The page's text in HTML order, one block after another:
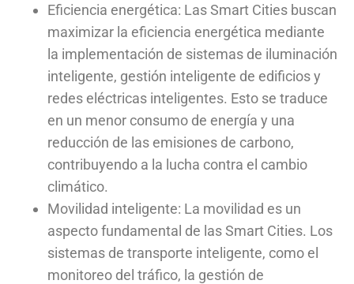
Eficiencia energética: Las Smart Cities buscan
maximizar la eficiencia energética mediante
la implementación de sistemas de iluminación
inteligente, gestión inteligente de edificios y
redes eléctricas inteligentes. Esto se traduce
en un menor consumo de energía y una
reducción de las emisiones de carbono,
contribuyendo a la lucha contra el cambio
climático.
Movilidad inteligente: La movilidad es un
aspecto fundamental de las Smart Cities. Los
sistemas de transporte inteligente, como el
monitoreo del tráfico, la gestión de